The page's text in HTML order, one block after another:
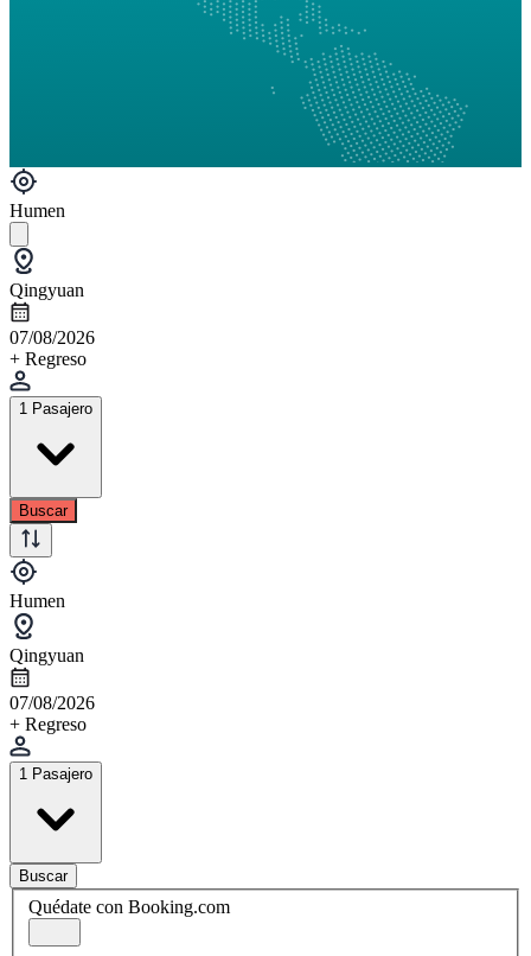
Humen
Qingyuan
07/08/2026
+ Regreso
1 Pasajero
Buscar
Humen
Qingyuan
07/08/2026
+ Regreso
1 Pasajero
Buscar
Quédate con Booking.com